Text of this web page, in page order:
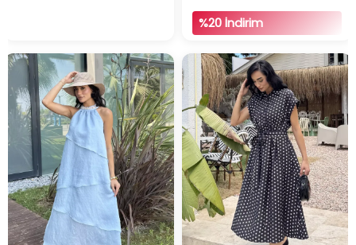
%20 İndirim